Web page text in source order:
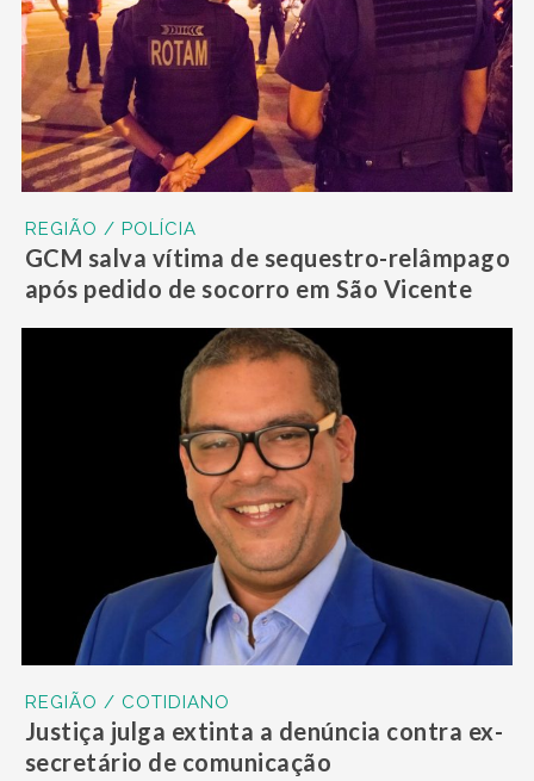
REGIÃO / POLÍCIA
GCM salva vítima de sequestro-relâmpago
após pedido de socorro em São Vicente
REGIÃO / COTIDIANO
Justiça julga extinta a denúncia contra ex-
secretário de comunicação